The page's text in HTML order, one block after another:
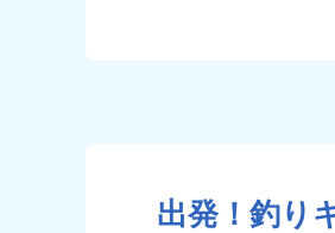
出発！釣り